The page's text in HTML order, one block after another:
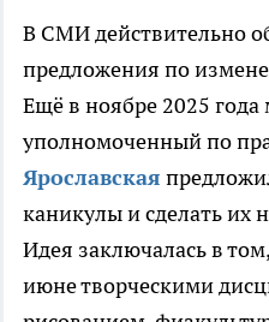
В СМИ действительно
предложения по
Ещё в ноябре 2025 года
уполномоченный по
Ярославская
каникулы и сделать их
Идея заключалась в
июне творческими